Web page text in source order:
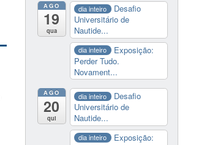
AGO
19
qua
dia inteiro
Desafio
Universitário de
Nautide...
dia inteiro
Exposição:
Perder Tudo.
Novament...
AGO
20
qui
dia inteiro
Desafio
Universitário de
Nautide...
dia inteiro
Exposição: